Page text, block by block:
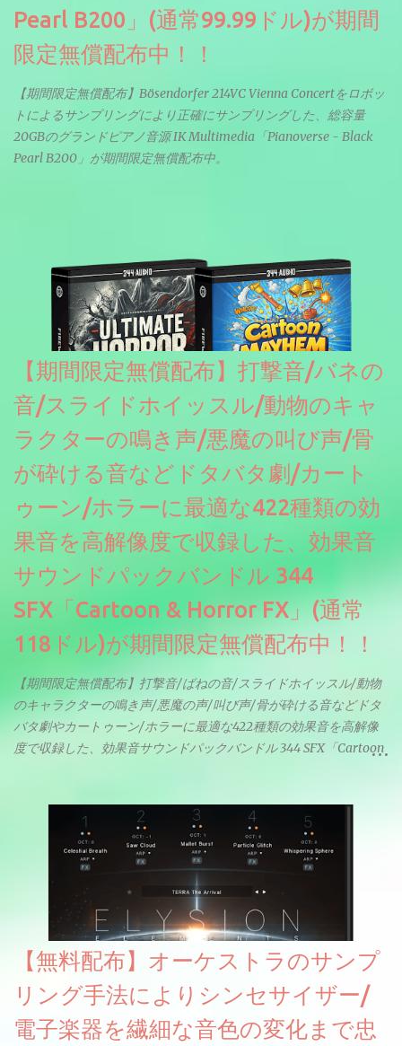
Pearl B200」(通常99.99ドル)が期間
限定無償配布中！！
【期間限定無償配布】Bösendorfer 214VC Vienna Concertをロボッ
トによるサンプリングにより正確にサンプリングした、総容量
20GBのグランドピアノ音源 IK Multimedia「Pianoverse - Black
Pearl B200」が期間限定無償配布中。
【期間限定無償配布】打撃音/バネの
音/スライドホイッスル/動物のキャ
ラクターの鳴き声/悪魔の叫び声/骨
が砕ける音などドタバタ劇/カート
ゥーン/ホラーに最適な422種類の効
果音を高解像度で収録した、効果音
サウンドパックバンドル 344
SFX「Cartoon & Horror FX」(通常
118ドル)が期間限定無償配布中！！
【期間限定無償配布】打撃音/ばねの音/スライドホイッスル/動物
のキャラクターの鳴き声/悪魔の声/叫び声/骨が砕ける音などドタ
バタ劇やカートゥーン/ホラーに最適な422種類の効果音を高解像
度で収録した、効果音サウンドパックバンドル 344 SFX「Cartoon
【無料配布】オーケストラのサンプ
リング手法によりシンセサイザー/
電子楽器を繊細な音色の変化まで忠